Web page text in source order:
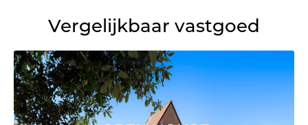
Vergelijkbaar vastgoed